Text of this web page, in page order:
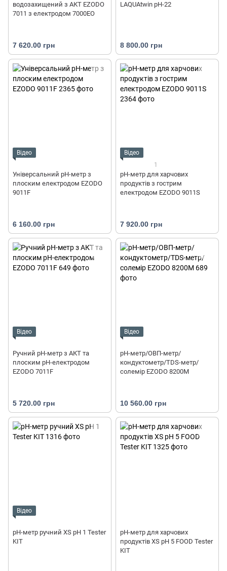
водозахищений з АКТ EZODO
7011 з електродом 7000EO
7 620.00 грн
LAQUAtwin pH-22
8 800.00 грн
Відео
Універсальний pH-метр з
плоским електродом EZODO
9011F
6 160.00 грн
Відео
1
рН-метр для харчових
продуктів з гострим
електродом EZODO 9011S
7 920.00 грн
Відео
Ручний pH-метр з АКТ та
плоским рН-електродом
EZODO 7011F
5 720.00 грн
Відео
pH-метр/ОВП-метр/
кондуктометр/TDS-метр/
солемір EZODO 8200M
10 560.00 грн
Відео
pH-метр ручний XS pH 1 Tester
KIT
pH-метр для харчових
продуктів XS pH 5 FOOD Tester
KIT